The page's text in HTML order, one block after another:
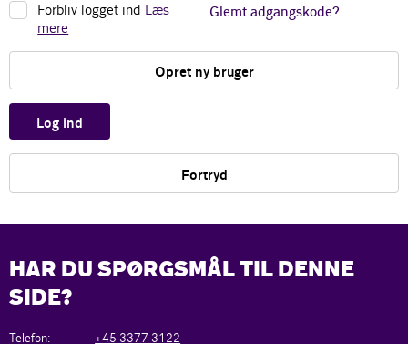
Forbliv logget ind Læs
mere
Glemt adgangskode?
Opret ny bruger
Log ind
Fortryd
HAR DU SPØRGSMÅL TIL DENNE
SIDE?
Telefon: +45 3377 3122